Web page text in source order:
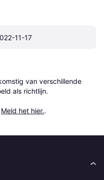
11-17
van verschillende
als richtlijn.
Meld het hier..